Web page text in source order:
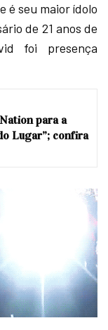
é seu maior ídolo
de 21 anos de
foi presença
para a
Lugar”; confira